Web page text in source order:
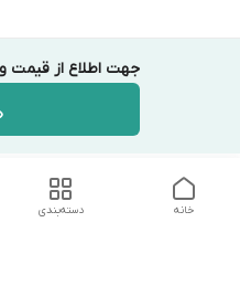
جهت اطلاع از قیمت
دسته‌بندی خانه